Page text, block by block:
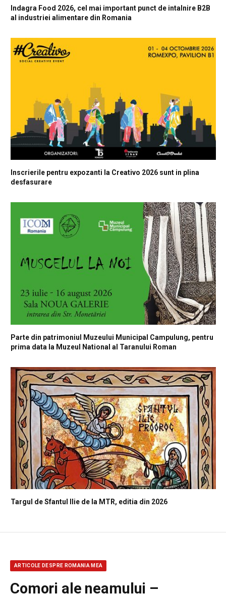
Indagra Food 2026, cel mai important punct de intalnire B2B
al industriei alimentare din Romania
Inscrierile pentru expozanti la Creativo 2026 sunt in plina
desfasurare
Parte din patrimoniul Muzeului Municipal Campulung, pentru
prima data la Muzeul National al Taranului Roman
Targul de Sfantul Ilie de la MTR, editia din 2026
ARTICOLE DESPRE ROMANIA MEA
Comori ale neamului –